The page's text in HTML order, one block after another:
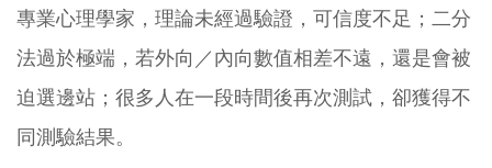
專業心理學家，理論未經過驗證，可信度不足；二分
法過於極端，若外向／內向數值相差不遠，還是會被
迫選邊站；很多人在一段時間後再次測試，卻獲得不
同測驗結果。